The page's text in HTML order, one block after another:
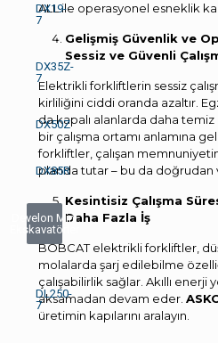
DX19-
7
DX35Z-
7
DX50Z
DX85R
Develon Mini
Ekskavatörler
DL250-
7
ALL ile operasyonel esneklik
Gelişmiş Güvenlik ve
Sessiz ve Güvenli
Elektrikli forkliftlerin sessiz
kirliliğini ciddi oranda azaltır.
da kapalı alanlarda daha
bir çalışma ortamı anlamına
forkliftler, çalışan
planda tutar – bu da doğrudan
Kesintisiz Çalışma
Daha Fazla İş
BOBCAT elektrikli forkliftler,
molalarda şarj edilebilme
çalışabilirlik sağlar. Akıllı enerji
aksamadan devam eder.
üretimin kapılarını aralayın.